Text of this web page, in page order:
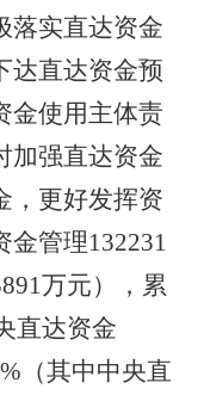
落实直达资金
达直达资金预
金使用主体责
加强直达资金
，更好发挥资
金管理132231
万元），累
直达资金
% （其中中央直